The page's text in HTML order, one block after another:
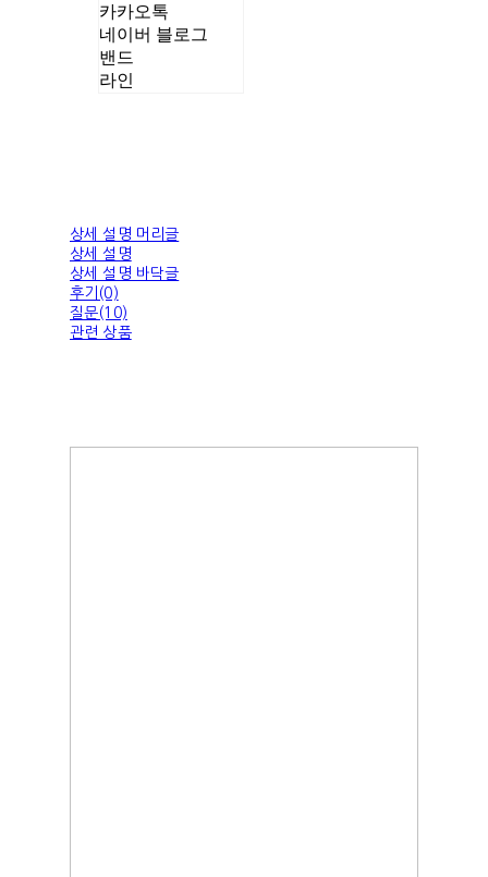
카카오톡
네이버 블로그
밴드
라인
상세 설명 머리글
상세 설명
상세 설명 바닥글
후기(0)
질문(10)
관련 상품